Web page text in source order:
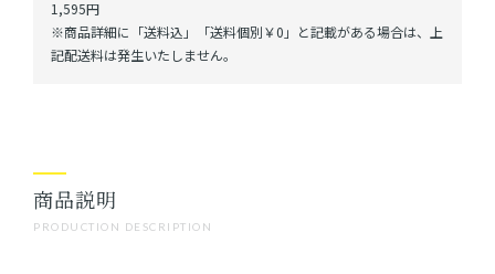
1,595円
※商品詳細に「送料込」「送料個別￥0」と記載がある場合は、上
記配送料は発生いたしません。
PRODUCTION DESCRIPTION
商品説明